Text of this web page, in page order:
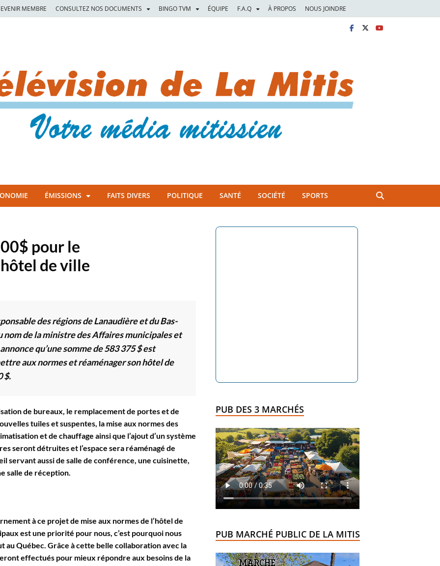
MEMBRE CONSULTEZ NOS DOCUMENTS BINGO TVM ÉQUIPE F.A.Q À PROPOS NOUS JOINDRE
ÉMISSIONS FAITS DIVERS POLITIQUE SANTÉ SOCIÉTÉ SPORTS
pour le
de ville
des régions de Lanaudière et du Bas-
de la ministre des Affaires municipales et
qu’une somme de 583 375 $ est
aux normes et réaménager son hôtel de
$.
de bureaux, le remplacement de portes et de
tuiles et suspentes, la mise aux normes des
et de chauffage ainsi que l’ajout d’un système
seront détruites et l’espace sera réaménagé de
servant aussi de salle de conférence, une cuisinette,
salle de réception.
à ce projet de mise aux normes de l’hôtel de
est une priorité pour nous, c’est pourquoi nous
Québec. Grâce à cette belle collaboration avec la
effectués pour mieux répondre aux besoins de la
PUB DES 3 MARCHÉS
PUB MARCHÉ PUBLIC DE LA MITIS